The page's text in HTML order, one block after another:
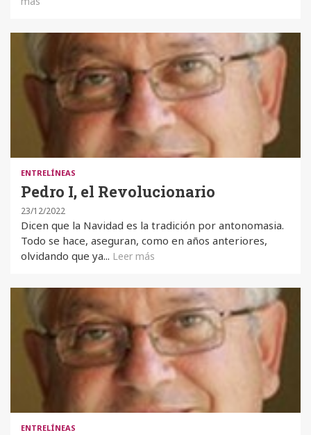
ENTRELÍNEAS
Pedro I, el Revolucionario
23/12/2022
Dicen que la Navidad es la tradición por antonomasia.
Todo se hace, aseguran, como en años anteriores,
olvidando que ya... Leer más
ENTRELÍNEAS